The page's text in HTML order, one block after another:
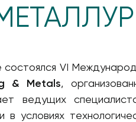
VI
& Metals,
ведущих
условиях